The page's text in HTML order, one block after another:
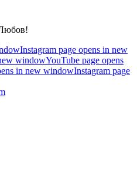
Instagram page opens in new
windowYouTube page opens
in new windowInstagram page